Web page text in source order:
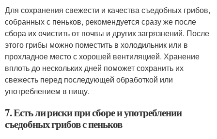
Для сохранения свежести и качества съедобных грибов,
собранных с пеньков, рекомендуется сразу же после
сбора их очистить от почвы и других загрязнений. После
этого грибы можно поместить в холодильник или в
прохладное место с хорошей вентиляцией. Хранение
вплоть до нескольких дней поможет сохранить их
свежесть перед последующей обработкой или
употреблением в пищу.
7. Есть ли риски при сборе и употреблении
съедобных грибов с пеньков